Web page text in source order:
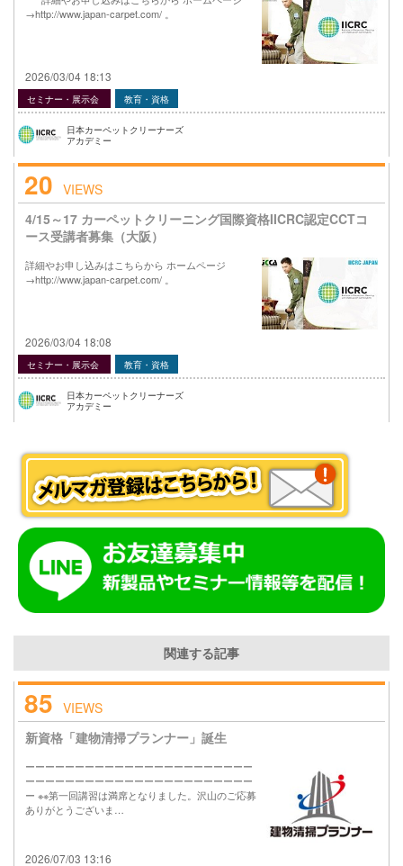
→http://www.japan-carpet.com/ 。
2026/03/04 18:13
セミナー・展示会 教育・資格
日本カーペットクリーナーズ
アカデミー
20 VIEWS
4/15～17 カーペットクリーニング国際資格IICRC認定CCTコ
ース受講者募集（大阪）
詳細やお申し込みはこちらから ホームページ
→http://www.japan-carpet.com/ 。
2026/03/04 18:08
セミナー・展示会 教育・資格
日本カーペットクリーナーズ
アカデミー
関連する記事
85 VIEWS
新資格「建物清掃プランナー」誕生
ーーーーーーーーーーーーーーーーーーーーーーー
ーーーーーーーーーーーーーーーーーーーーーーー
ー ※※第一回講習は満席となりました。沢山のご応募
ありがとうございま…
2026/07/03 13:16